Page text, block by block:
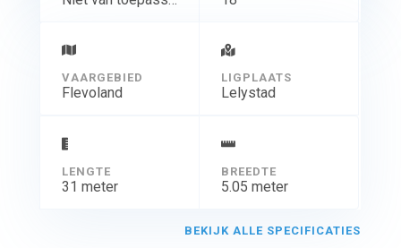
VAARGEBIED
Flevoland
LIGPLAATS
Lelystad
LENGTE
31 meter
BREEDTE
5.05 meter
BEKIJK ALLE SPECIFICATIES